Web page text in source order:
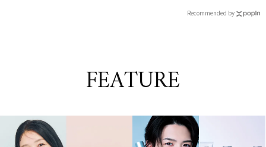
Recommended by
FEATURE